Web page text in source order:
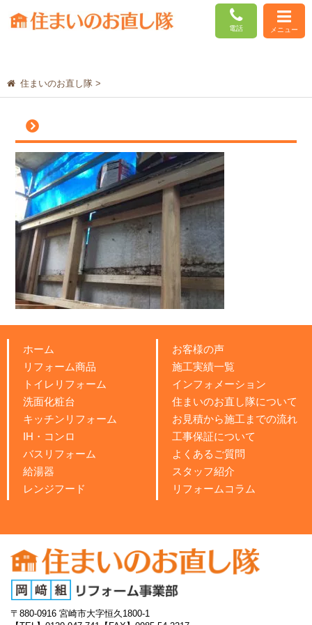
電話 メニュー
住まいのお直し隊>
ホーム
リフォーム商品
トイレリフォーム
洗面化粧台
キッチンリフォーム
IH・コンロ
バスリフォーム
給湯器
レンジフード
お客様の声
施工実績一覧
インフォメーション
住まいのお直し隊について
お見積から施工までの流れ
工事保証について
よくあるご質問
スタッフ紹介
リフォームコラム
〒880-0916 宮崎市大字恒久1800-1